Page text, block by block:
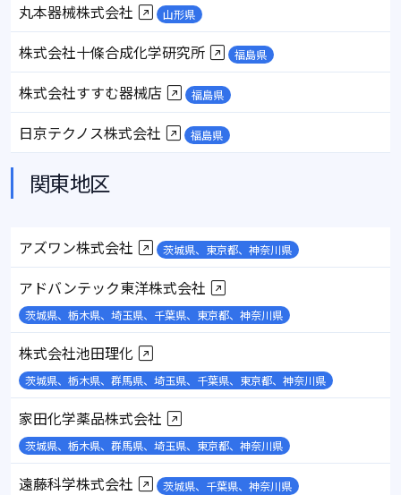
丸本器械株式会社 山形県
株式会社十條合成化学研究所 福島県
株式会社すすむ器械店 福島県
日京テクノス株式会社 福島県
関東地区
アズワン株式会社 茨城県、東京都、神奈川県
アドバンテック東洋株式会社
茨城県、栃木県、埼玉県、千葉県、東京都、神奈川県
株式会社池田理化
茨城県、栃木県、群馬県、埼玉県、千葉県、東京都、神奈川県
家田化学薬品株式会社
茨城県、栃木県、群馬県、埼玉県、東京都、神奈川県
遠藤科学株式会社 茨城県、千葉県、神奈川県